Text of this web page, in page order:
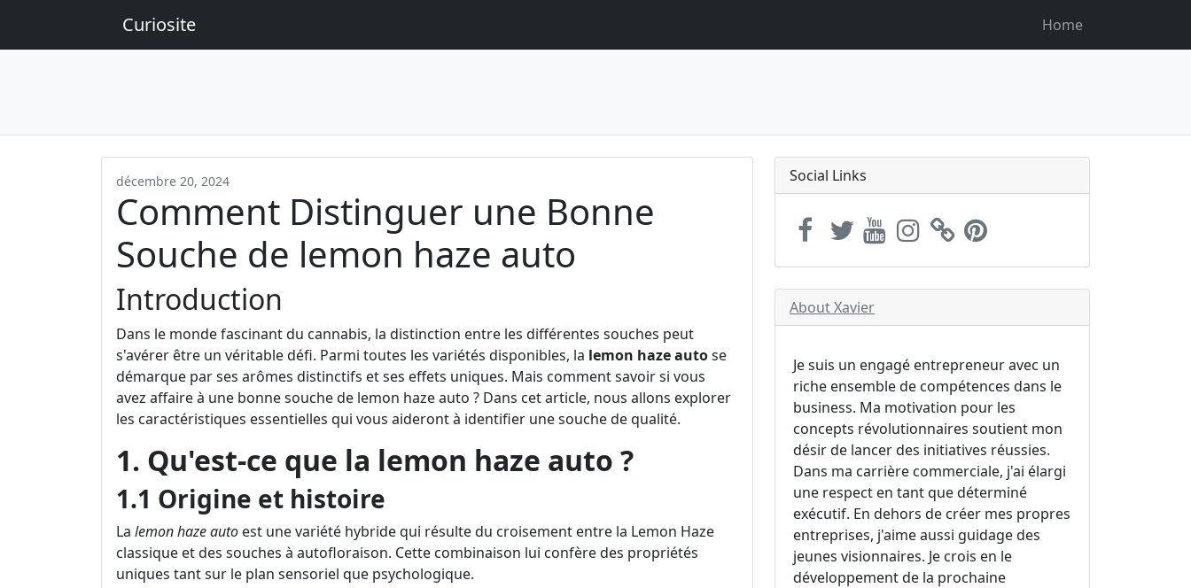
Curiosite Home
décembre 20, 2024
Comment Distinguer une Bonne
Souche de lemon haze auto
Introduction
Dans le monde fascinant du cannabis, la distinction entre les différentes souches peut
s'avérer être un véritable défi. Parmi toutes les variétés disponibles, la lemon haze autose
démarque par ses arômes distinctifs et ses effets uniques. Mais comment savoir si vous
avez affaire à une bonne souche de lemon haze auto ? Dans cet article, nous allons explorer
les caractéristiques essentielles qui vous aideront à identifier une souche de qualité.
1. Qu'est-ce que la lemon haze auto ?
1.1 Origine et histoire
La lemon haze auto est une variété hybride qui résulte du croisement entre la Lemon Haze
classique et des souches à autofloraison. Cette combinaison lui confère des propriétés
uniques tant sur le plan sensoriel que psychologique.
Social Links
About Xavier
Je suis un engagé entrepreneur avec un
riche ensemble de compétences dans le
business. Ma motivation pour les
concepts révolutionnaires soutient mon
désir de lancer des initiatives réussies.
Dans ma carrière commerciale, j'ai élargi
une respect en tant que déterminé
exécutif. En dehors de créer mes propres
entreprises, j'aime aussi guidage des
jeunes visionnaires. Je crois en le
développement de la prochaine